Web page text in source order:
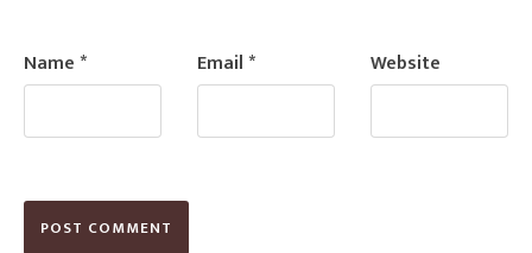
Name* Email* Website